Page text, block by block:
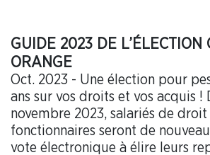
GUIDE 2023 DE L’ÉLECTION
ORANGE
Oct. 2023 - Une élection pour
ans sur vos droits et vos acquis !
novembre 2023, salariés de
fonctionnaires seront de
vote électronique à élire leurs